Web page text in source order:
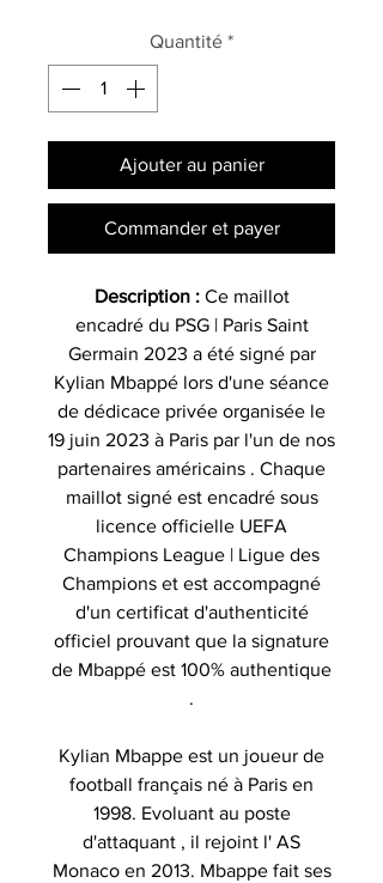
Quantité *
Ajouter au panier
Commander et payer
Description : Ce maillot
encadré du PSG | Paris Saint
Germain 2023 a été signé par
Kylian Mbappé lors d'une séance
de dédicace privée organisée le
19 juin 2023 à Paris par l'un de nos
partenaires américains . Chaque
maillot signé est encadré sous
licence officielle UEFA
Champions League | Ligue des
Champions et est accompagné
d'un certificat d'authenticité
officiel prouvant que la signature
de Mbappé est 100% authentique
.
Kylian Mbappe est un joueur de
football français né à Paris en
1998. Evoluant au poste
d'attaquant , il rejoint l' AS
Monaco en 2013. Mbappe fait ses